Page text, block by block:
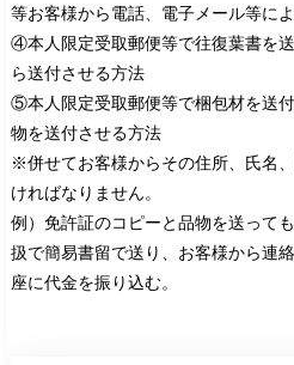
等お客様から電話、電子メール等に
④本人限定受取郵便等で往復葉書を
ら送付させる方法
⑤本人限定受取郵便等で梱包材を送
物を送付させる方法
※併せてお客様からその住所、氏名
ければなりません。
例）免許証のコピーと品物を送って
扱で簡易書留で送り、お客様から連
座に代金を振り込む。